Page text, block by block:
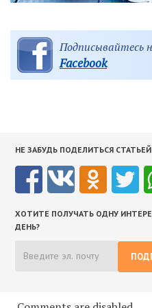
Подписывайтесь
Facebook
НЕ ЗАБУДЬ ПОДЕЛИТЬСЯ
ХОТИТЕ ПОЛУЧАТЬ ОДНУ
ДЕНЬ?